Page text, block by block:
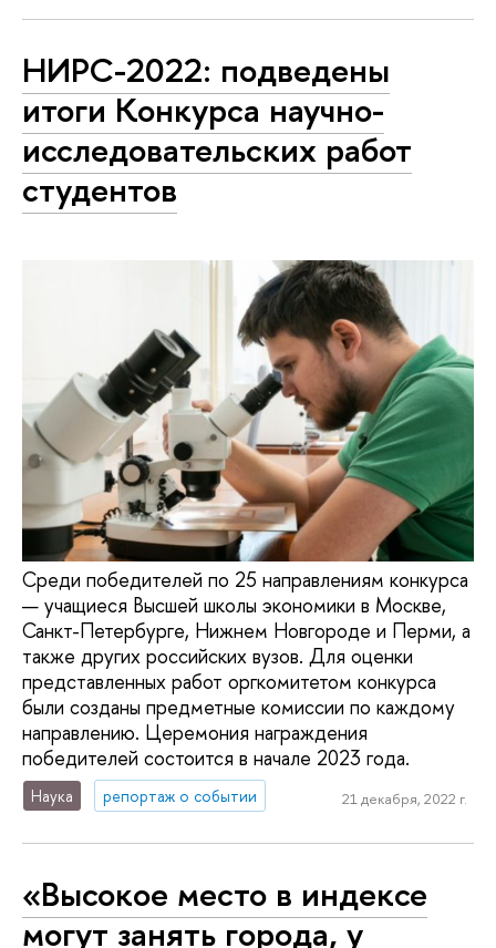
НИРС-2022: подведены
итоги Конкурса научно-
исследовательских работ
студентов
Среди победителей по 25 направлениям конкурса
— учащиеся Высшей школы экономики в Москве,
Санкт-Петербурге, Нижнем Новгороде и Перми, а
также других российских вузов. Для оценки
представленных работ оргкомитетом конкурса
были созданы предметные комиссии по каждому
направлению. Церемония награждения
победителей состоится в начале 2023 года.
Наука репортаж о событии 21 декабря, 2022 г.
«Высокое место в индексе
могут занять города, у